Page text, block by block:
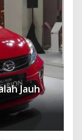
Jauh